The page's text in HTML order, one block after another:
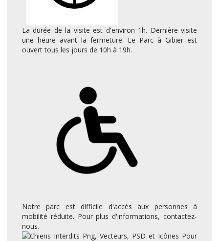
La durée de la visite est d'environ 1h. Dernière visite
une heure avant la fermeture. Le Parc à Gibier est
ouvert tous les jours de 10h à 19h.
Notre parc est difficile d'accès aux personnes à
mobilité réduite. Pour plus d'informations, contactez-
nous.